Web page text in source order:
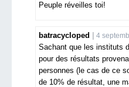
Peuple réveilles toi!
batracycloped 4
Sachant que les instituts
pour des résultats
personnes (le cas de ce
de 10% de résultat, une